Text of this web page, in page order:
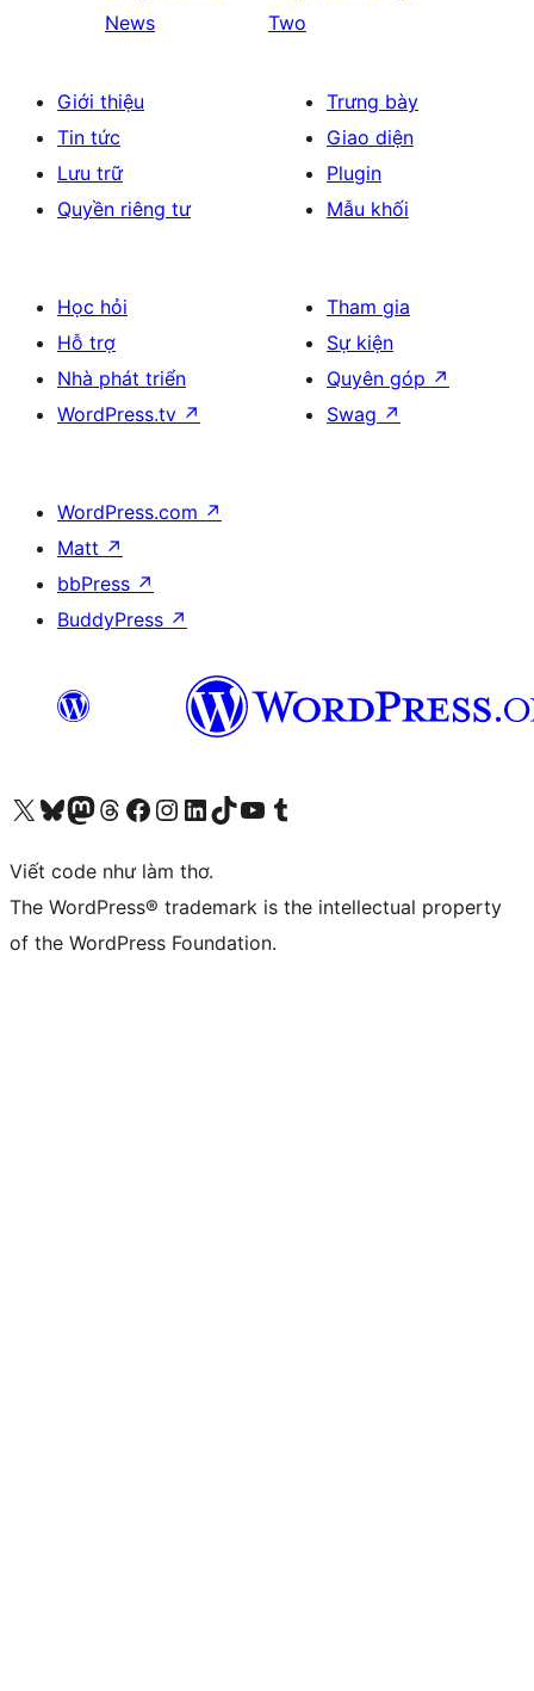
News
Two
Giới thiệu
Tin tức
Lưu trữ
Quyền riêng tư
Trưng bày
Giao diện
Plugin
Mẫu khối
Học hỏi
Hỗ trợ
Nhà phát triển
WordPress.tv ↗
Tham gia
Sự kiện
Quyên góp ↗
Swag ↗
WordPress.com ↗
Matt ↗
bbPress ↗
BuddyPress ↗
Truy cập tài khoản X (trước đây là Twitter) của chúng tôiVisit our Bluesky account
Visit our Mastodon account
Visit our Threads account
Xem trang Facebook của chúng tôiTruy cập tài khoản Instagram của chúng tôiTruy cập tài khoản LinkedIn của chúng tôiVisit our TikTok account
Truy cập kênh YouTube của chúng tôi Visit our Tumblr account
Viết code như làm thơ.
The WordPress® trademark is the intellectual property
of the WordPress Foundation.